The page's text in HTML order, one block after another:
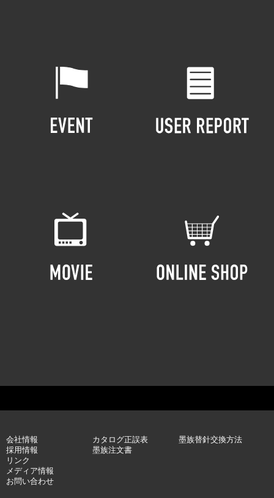
会社情報
採用情報
リンク
メディア情報
お問い合わせ
カタログ正誤表
墨族注文書
墨族替針交換方法